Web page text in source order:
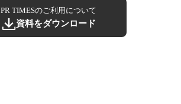
PR TIMESのご利用について
資料をダウンロード